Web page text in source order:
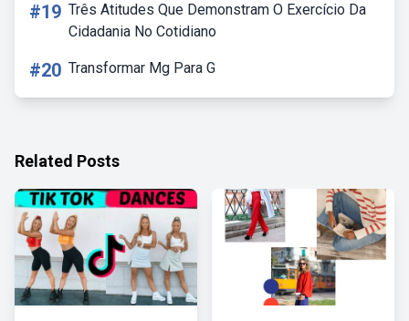
#19 Três Atitudes Que Demonstram O Exercício Da
Cidadania No Cotidiano
#20 Transformar Mg Para G
Related Posts